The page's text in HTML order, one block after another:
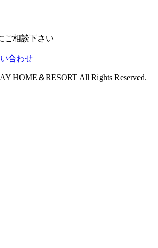
ご相談下さい
合わせ
HOME＆RESORT All Rights Reserved.